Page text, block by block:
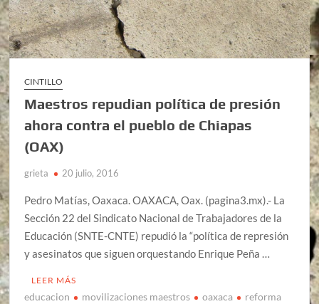
CINTILLO
Maestros repudian política de presión
ahora contra el pueblo de Chiapas
(OAX)
grieta 20 julio, 2016
Pedro Matías, Oaxaca. OAXACA, Oax. (pagina3.mx).- La
Sección 22 del Sindicato Nacional de Trabajadores de la
Educación (SNTE-CNTE) repudió la “política de represión
y asesinatos que siguen orquestando Enrique Peña …
LEER MÁS
educacion movilizaciones maestros oaxaca
reforma